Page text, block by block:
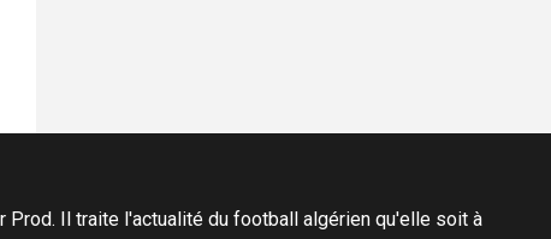
Il traite l'actualité du football algérien qu'elle soit à